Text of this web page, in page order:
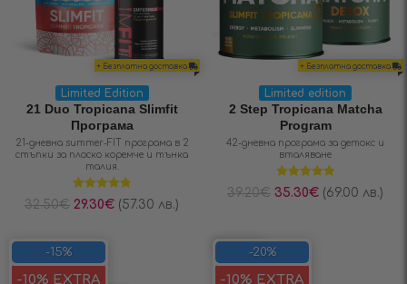
+ Безплатна доставка
Limited Edition
21 Duo Tropicana Slimfit
Програма
21-дневна summer-FIT програма в 2
стъпки за плоско коремче и тънка
талия.
Оценено на
4.80от 5
32.50€ 29.30€ (57.30 лв.)
+ Безплатна доставка
Limited edition
2 Step Tropicana Matcha
Program
42-дневна програма за детокс и
вталяване
Оценено на
5.00от 5
39.20€ 35.30€ (69.00 лв.)
-15%
-10% EXTRA
SAVE 20%-20%
-10% EXTRA